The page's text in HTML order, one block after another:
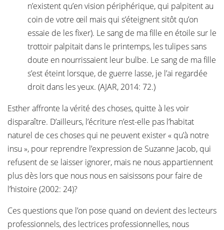
n’existent qu’en vision périphérique, qui palpitent au
coin de votre œil mais qui s’éteignent sitôt qu’on
essaie de les fixer). Le sang de ma fille en étoile sur le
trottoir palpitait dans le printemps, les tulipes sans
doute en nourrissaient leur bulbe. Le sang de ma fille
s’est éteint lorsque, de guerre lasse, je l’ai regardée
droit dans les yeux. (AJAR, 2014: 72.)
Esther affronte la vérité des choses, quitte à les voir
disparaître. D’ailleurs, l’écriture n’est-elle pas l’habitat
naturel de ces choses qui ne peuvent exister « qu’à notre
insu », pour reprendre l’expression de Suzanne Jacob, qui
refusent de se laisser ignorer, mais ne nous appartiennent
plus dès lors que nous nous en saisissons pour faire de
l’histoire (2002: 24)?
Ces questions que l’on pose quand on devient des lecteurs
professionnels, des lectrices professionnelles, nous